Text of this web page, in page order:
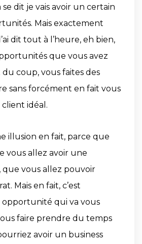
dit je vais avoir un certain
Mais exactement
dit tout à l’heure, eh bien,
que vous avez
du coup, vous faites des
sans forcément en fait vous
idéal.
illusion en fait, parce que
vous allez avoir une
que vous allez pouvoir
Mais en fait, c’est
qui va vous
faire prendre du temps
avoir un business